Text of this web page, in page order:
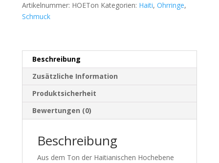
Artikelnummer: HOETon Kategorien: Haiti, Ohrringe,
Schmuck
Beschreibung
Zusätzliche Information
Produktsicherheit
Bewertungen (0)
Beschreibung
Aus dem Ton der Haitianischen Hochebene